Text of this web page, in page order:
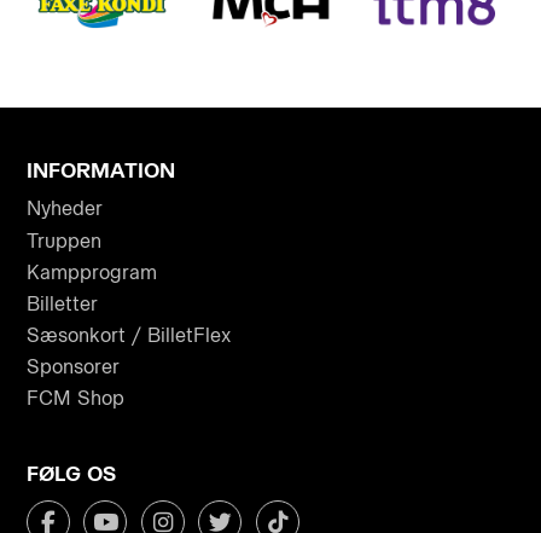
INFORMATION
Nyheder
Truppen
Kampprogram
Billetter
Sæsonkort / BilletFlex
Sponsorer
FCM Shop
FØLG OS